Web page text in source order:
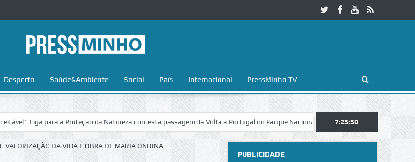
Desporto Saúde&Ambiente Social País Internacional PressMinho TV
para a Proteção da Natureza contesta passagem da Volta a Portugal no Parque Nacional da Peneda-Gerês Esposende.
7:23:31
VALORIZAÇÃO DA VIDA E OBRA DE MARIA ONDINA
PUBLICIDADE